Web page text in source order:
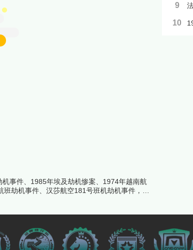
事件、1985年埃及劫机惨案、1974年越南航
劫机事件、汉莎航空181号班机劫机事件，下
9
10